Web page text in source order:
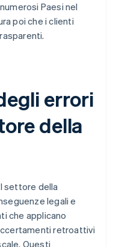
Paesi nel
poi che i clienti
errori
della
settore della
legali e
che applicano
retroattivi
Questi